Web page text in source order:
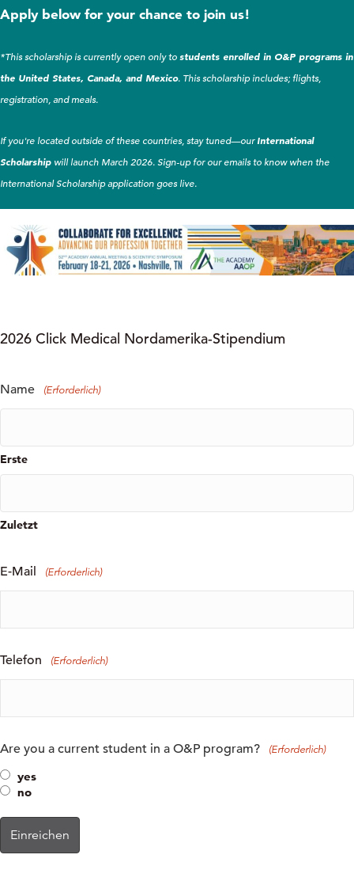
Apply below for your chance to join us!
*This scholarship is currently open only to students enrolled in O&P programs in
the United States, Canada, and Mexico. This scholarship includes; flights,
registration, and meals.
If you're located outside of these countries, stay tuned—our International
Scholarship will launch March 2026. Sign-up for our emails to know when the
International Scholarship application goes live.
2026 Click Medical Nordamerika-Stipendium
Name (Erforderlich)
Erste
Zuletzt
E-Mail (Erforderlich)
Telefon (Erforderlich)
Are you a current student in a O&P program? (Erforderlich)
yes
no